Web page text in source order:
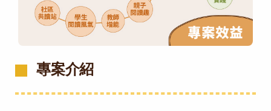
專案介紹